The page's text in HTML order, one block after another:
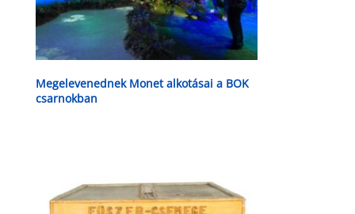
Megelevenednek Monet alkotásai a BOK
csarnokban